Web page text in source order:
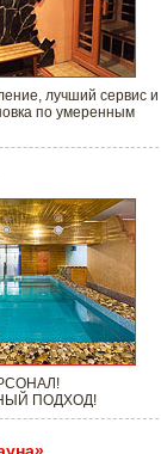
лучший сервис и
по умеренным
ПОДХОД!